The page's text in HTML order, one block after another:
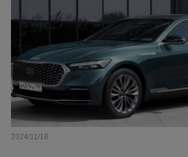
2024/11/18